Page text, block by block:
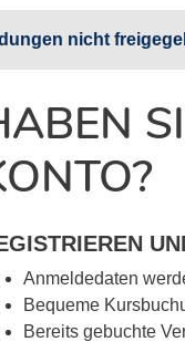
nicht
Anmeldedaten
Bequeme
Bereits gebuchte